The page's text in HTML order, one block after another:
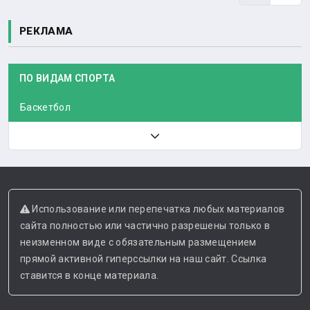
РЕКЛАМА
ПО ВИДАМ СПОРТА
Баскетбол
Использование или перепечатка любых материалов
сайта полностью или частично разрешены только в
неизменном виде с обязательным размещением
прямой активной гиперссылки на наш сайт. Ссылка
ставится в конце материала.